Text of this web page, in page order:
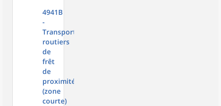
4941B
-
Transports
routiers
de
frêt
de
proximité
(zone
courte)